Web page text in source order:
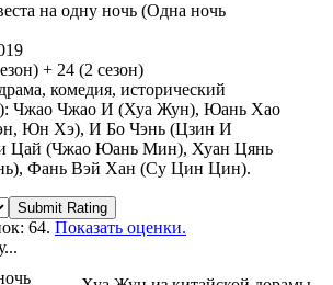
на одну ночь (Одна ночь
+ 24 (2 сезон)
комедия, исторический
Чжао Чжао И (Хуа Жун), Юань Хао
Юн Хэ), И Бо Чэнь (Цзин И
Цай (Чжао Юань Мин), Хуан Цянь
Фань Вэй Хан (Су Цин Цин).
Submit Rating
64. Показать оценки.